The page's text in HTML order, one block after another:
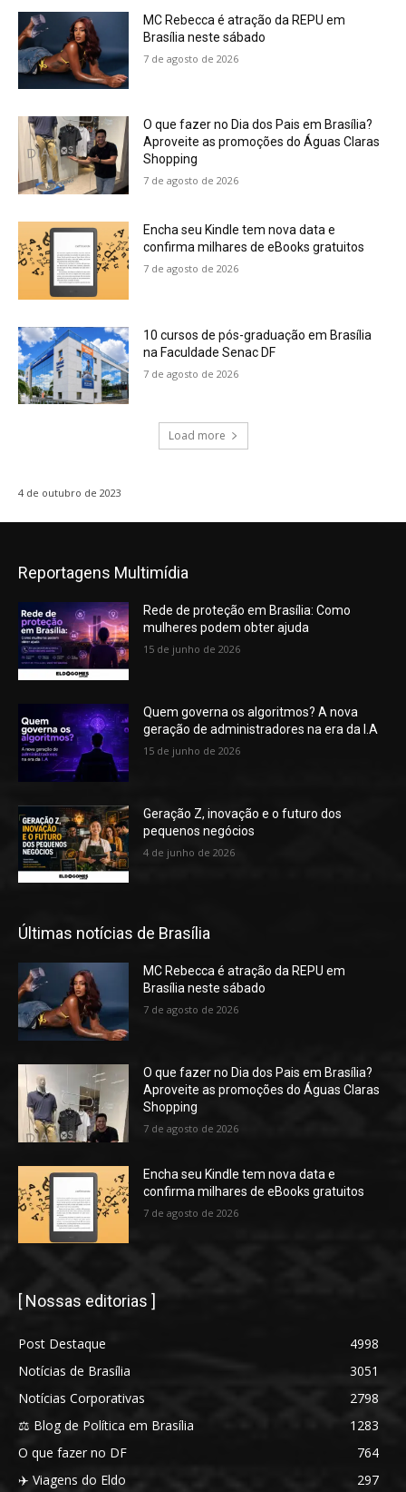
MC Rebecca é atração da REPU em
Brasília neste sábado
7 de agosto de 2026
O que fazer no Dia dos Pais em Brasília?
Aproveite as promoções do Águas Claras
Shopping
7 de agosto de 2026
Encha seu Kindle tem nova data e
confirma milhares de eBooks gratuitos
7 de agosto de 2026
10 cursos de pós-graduação em Brasília
na Faculdade Senac DF
7 de agosto de 2026
Load more
4 de outubro de 2023
Reportagens Multimídia
Rede de proteção em Brasília: Como
mulheres podem obter ajuda
15 de junho de 2026
Quem governa os algoritmos? A nova
geração de administradores na era da I.A
15 de junho de 2026
Geração Z, inovação e o futuro dos
pequenos negócios
4 de junho de 2026
Últimas notícias de Brasília
MC Rebecca é atração da REPU em
Brasília neste sábado
7 de agosto de 2026
O que fazer no Dia dos Pais em Brasília?
Aproveite as promoções do Águas Claras
Shopping
7 de agosto de 2026
Encha seu Kindle tem nova data e
confirma milhares de eBooks gratuitos
7 de agosto de 2026
[ Nossas editorias ]
Post Destaque
4998
Notícias de Brasília
3051
Notícias Corporativas
2798
⚖️ Blog de Política em Brasília
1283
O que fazer no DF
764
✈️ Viagens do Eldo
297